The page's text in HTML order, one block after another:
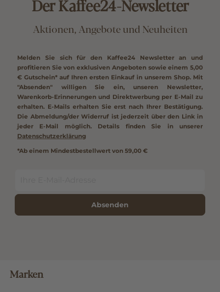
Der Kaffee24-Newsletter
Aktionen, Angebote und Neuheiten
Melden Sie sich für den Kaffee24 Newsletter an und
profitieren Sie von exklusiven Angeboten sowie einem 5,00
€ Gutschein* auf Ihren ersten Einkauf in unserem Shop. Mit
"Absenden" willigen Sie ein, unseren Newsletter,
Warenkorb-Erinnerungen und Direktwerbung per E-Mail zu
erhalten. E-Mails erhalten Sie erst nach Ihrer Bestätigung.
Die Abmeldung/der Widerruf ist jederzeit über den Link in
jeder E-Mail möglich. Details finden Sie in unserer
Datenschutzerklärung
*Ab einem Mindestbestellwert von 59,00 €
Absenden
Marken